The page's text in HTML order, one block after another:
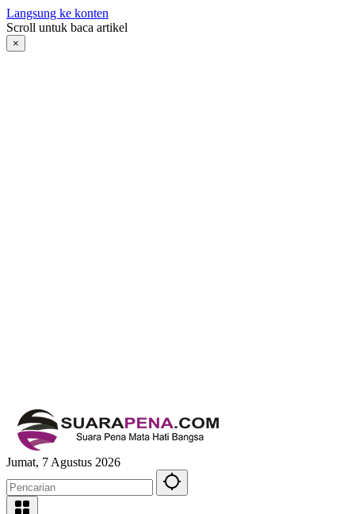
Langsung ke konten
Scroll untuk baca artikel
×
Jumat, 7 Agustus 2026